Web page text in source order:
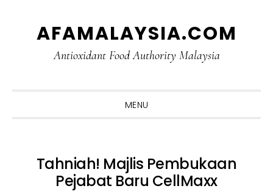
AFAMALAYSIA.COM
Antioxidant Food Authority Malaysia
MENU
Tahniah! Majlis Pembukaan
Pejabat Baru CellMaxx